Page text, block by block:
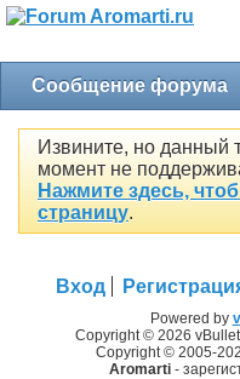
Сообщение форума
Извините, но данный
момент не
Нажмите здесь,
страницу.
Вход
Powered by
Copyright © 2026
Copyright © 2005-
Aromarti-